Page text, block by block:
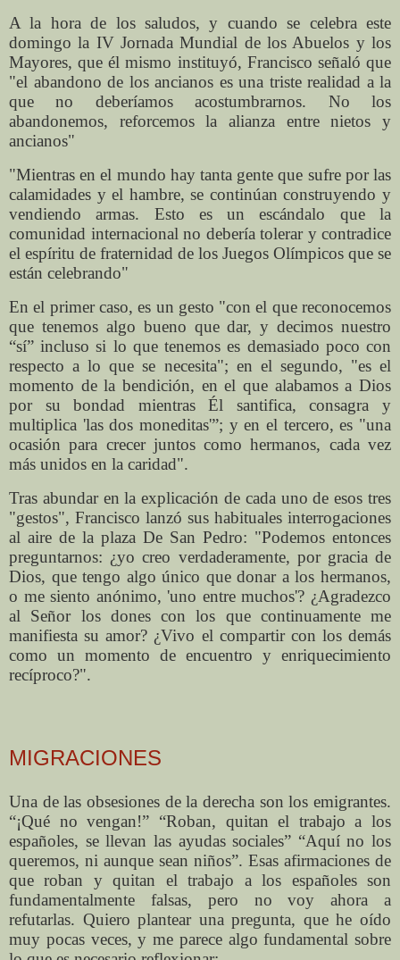
A la hora de los saludos, y cuando se celebra este
domingo la IV Jornada Mundial de los Abuelos y los
Mayores, que él mismo instituyó, Francisco señaló que
"el abandono de los ancianos es una triste realidad a la
que no deberíamos acostumbrarnos. No los
abandonemos, reforcemos la alianza entre nietos y
ancianos"
"Mientras en el mundo hay tanta gente que sufre por las
calamidades y el hambre, se continúan construyendo y
vendiendo armas. Esto es un escándalo que la
comunidad internacional no debería tolerar y contradice
el espíritu de fraternidad de los Juegos Olímpicos que se
están celebrando"
En el primer caso, es un gesto "con el que reconocemos
que tenemos algo bueno que dar, y decimos nuestro
“sí” incluso si lo que tenemos es demasiado poco con
respecto a lo que se necesita"; en el segundo, "es el
momento de la bendición, en el que alabamos a Dios
por su bondad mientras Él santifica, consagra y
multiplica 'las dos moneditas'”; y en el tercero, es "una
ocasión para crecer juntos como hermanos, cada vez
más unidos en la caridad".
Tras abundar en la explicación de cada uno de esos tres
"gestos", Francisco lanzó sus habituales interrogaciones
al aire de la plaza De San Pedro: "Podemos entonces
preguntarnos: ¿yo creo verdaderamente, por gracia de
Dios, que tengo algo único que donar a los hermanos,
o me siento anónimo, 'uno entre muchos'? ¿Agradezco
al Señor los dones con los que continuamente me
manifiesta su amor? ¿Vivo el compartir con los demás
como un momento de encuentro y enriquecimiento
recíproco?".
MIGRACIONES
Una de las obsesiones de la derecha son los emigrantes.
“¡Qué no vengan!” “Roban, quitan el trabajo a los
españoles, se llevan las ayudas sociales” “Aquí no los
queremos, ni aunque sean niños”. Esas afirmaciones de
que roban y quitan el trabajo a los españoles son
fundamentalmente falsas, pero no voy ahora a
refutarlas. Quiero plantear una pregunta, que he oído
muy pocas veces, y me parece algo fundamental sobre